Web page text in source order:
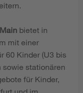
bietet in
mit einer
60 Kinder (U3 bis
sowie stationären
für Kinder,